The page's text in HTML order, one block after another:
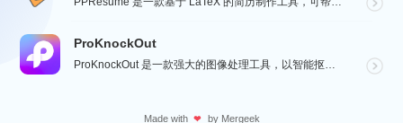
ProKnockOut
ProKnockOut 是一款强大的图像处理工具，以智能抠图为核心，集成了图片合成、人像美容、照片编...
Made with ❤ by Mergeek